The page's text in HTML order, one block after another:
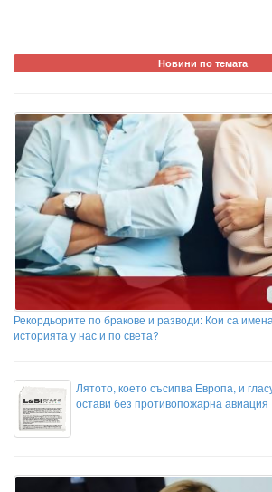
Новини по темата
Рекордьорите по бракове и разводи: Кои са
историята у нас и по света?
Лятото, което съсипва Европа, и
остави без противопожарна авиация